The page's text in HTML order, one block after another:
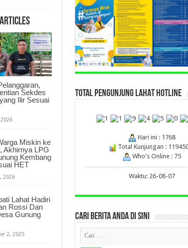
Sekdes
Ilir Sesuai
Miskin ke
Akhirnya LPG
Kembang
HET
2026
Lahat Hadiri
Rossi Dan
Gunung
2, 2025
TOTAL PENGUNJUNG LAHAT HOTLINE
Hari ini : 1768
Total Kunjungan :
Who's Online : 75
Waktu: 26-08-07
CARI BERITA ANDA DI SINI